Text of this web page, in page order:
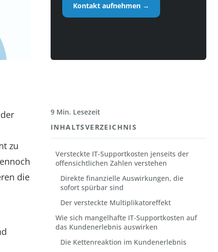
Kontakt aufnehmen →
zu
die
9 Min. Lesezeit
INHALTSVERZEICHNIS
Versteckte IT-Supportkosten jenseits der
offensichtlichen Zahlen verstehen
Direkte finanzielle Auswirkungen, die
sofort spürbar sind
Der versteckte Multiplikatoreffekt
Wie sich mangelhafte IT-Supportkosten auf
das Kundenerlebnis auswirken
Die Kettenreaktion im Kundenerlebnis